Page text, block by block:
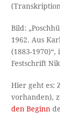
Bild:
1962. Aus
(1883-
Festschrift
Hier geht es:
vorhanden),
den Beginn